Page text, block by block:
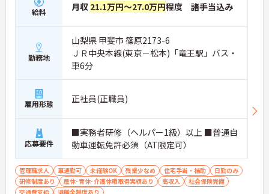
給料 月収 21.1万円～27.0万円程度 諸手当込み
勤務地
山梨県 甲斐市 篠原2173-6
ＪＲ中央本線(東京－松本)「竜王駅」バス・
車6分
雇用形態 正社員(正職員)
応募要件
■実務者研修（ヘルパー1級）以上 ■普通自
動車運転免許必須（AT限定可）
管理職求人 車通勤可 未経験OK 残業少なめ 住宅手当・補助
日勤のみ
研修制度あり
産休･育休･介護休暇取得実績あり 高収入
社会保険完備
交通費支給
退職金制度あり